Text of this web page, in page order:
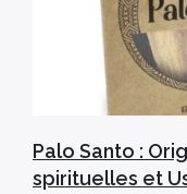
Palo Santo :
spirituelles et